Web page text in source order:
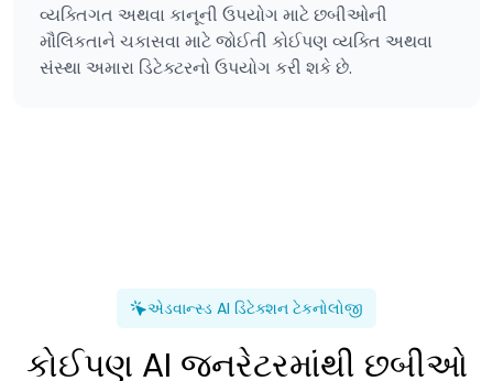
વ્યક્તિગત અથવા કાનૂની ઉપયોગ માટે છબીઓની
મૌલિકતાને ચકાસવા માટે જોઈતી કોઈપણ વ્યક્તિ અથવા
સંસ્થા અમારા ડિટેક્ટરનો ઉપયોગ કરી શકે છે.
એડવાન્સ્ડ AI ડિટેક્શન ટેકનોલોજી
કોઈપણ AI જનરેટરમાંથી છબીઓ